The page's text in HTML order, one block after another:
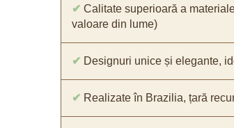
✔ Calitate superioară a
valoare din lume)
✔ Designuri unice și elegante,
✔ Realizate în Brazilia, țară